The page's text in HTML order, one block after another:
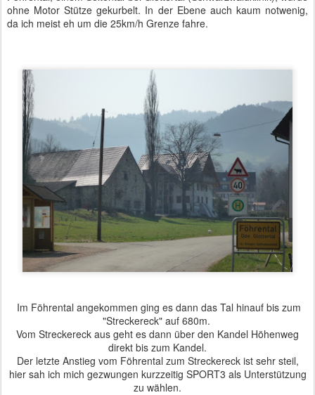
ohne Motor Stütze gekurbelt. In der Ebene auch kaum notwenig,
da ich meist eh um die 25km/h Grenze fahre.
Im Föhrental angekommen ging es dann das Tal hinauf bis zum
"Streckereck" auf 680m.
Vom Streckereck aus geht es dann über den Kandel Höhenweg
direkt bis zum Kandel.
Der letzte Anstieg vom Föhrental zum Streckereck ist sehr steil,
hier sah ich mich gezwungen kurzzeitig SPORT3 als Unterstützung
zu wählen.